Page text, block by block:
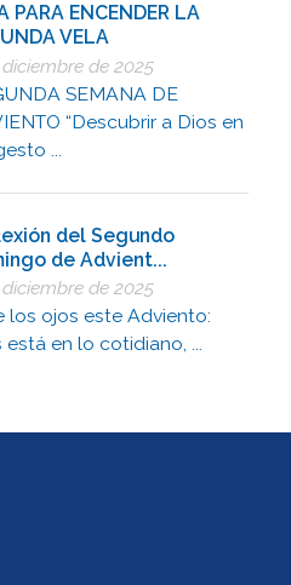
PARA ENCENDER LA
VELA
de 2025
SEMANA DE
“Descubrir a Dios en
...
del Segundo
de Advient...
de 2025
los ojos este Adviento:
está en lo cotidiano, ...